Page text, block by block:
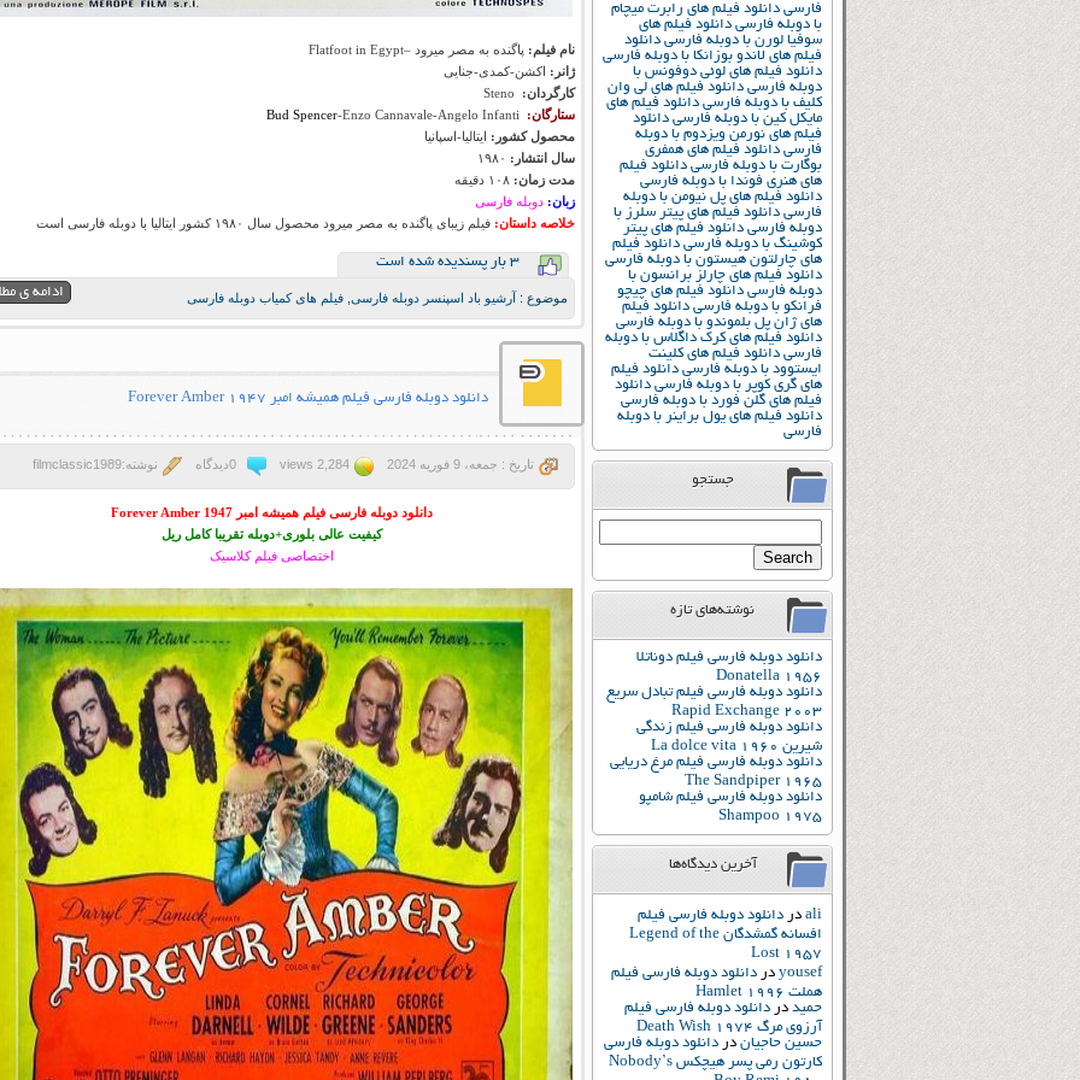
فارسی دانلود فیلم های رابرت میچام
با دوبله فارسی دانلود فیلم های
سوفیا لورن با دوبله فارسی دانلود
فیلم های لاندو بوزانکا با دوبله فارسی
دانلود فیلم های لوئی دوفونس با
دوبله فارسی دانلود فیلم های لی وان
کلیف با دوبله فارسی دانلود فیلم های
مایکل کین با دوبله فارسی دانلود
فیلم های نورمن ویزدوم با دوبله
فارسی دانلود فیلم های همفری
بوگارت با دوبله فارسی دانلود فیلم
های هنری فوندا با دوبله فارسی
دانلود فیلم های پل نیومن با دوبله
فارسی دانلود فیلم های پیتر سلرز با
دوبله فارسی دانلود فیلم های پیتر
کوشینگ با دوبله فارسی دانلود فیلم
های چارلتون هیستون با دوبله فارسی
دانلود فیلم های چارلز برانسون با
دوبله فارسی دانلود فیلم های چیچو
فرانکو با دوبله فارسی دانلود فیلم
های ژان پل بلموندو با دوبله فارسی
دانلود فیلم های کرک داگلاس با دوبله
فارسی دانلود فیلم های کلینت
ایستوود با دوبله فارسی دانلود فیلم
های گری کوپر با دوبله فارسی دانلود
فیلم های گلن فورد با دوبله فارسی
دانلود فیلم های یول براینر با دوبله
فارسی
جستجو
نوشته‌های تازه
دانلود دوبله فارسی فیلم دوناتلا
Donatella 1956
دانلود دوبله فارسی فیلم تبادل سریع
Rapid Exchange 2003
دانلود دوبله فارسی فیلم زندگی
شیرین La dolce vita 1960
دانلود دوبله فارسی فیلم مرغ دریایی
The Sandpiper 1965
دانلود دوبله فارسی فیلم شامپو
Shampoo 1975
آخرین دیدگاه‌ها
ali در دانلود دوبله فارسی فیلم
افسانه گمشدگان Legend of the
Lost 1957
yousef در دانلود دوبله فارسی فیلم
هملت Hamlet 1996
حمید در دانلود دوبله فارسی فیلم
آرزوی مرگ Death Wish 1974
حسین حاجیان در دانلود دوبله فارسی
کارتون رمی پسر هیچکس Nobody’s
نام فیلم: پاگنده به مصر میرود –Flatfoot in Egypt
ژانر: اکشن-کمدی-جنایی
کارگردان: Steno
ستارگان:
Bud Spencer-Enzo Cannavale-Angelo Infanti
محصول کشور: ایتالیا-اسپانیا
سال انتشار:
مدت زمان:
زبان: دوبله فارسی
خلاصه داستان: فیلم زیبای پاگنده به مصر میرود محصول سال ۱۹۸۰ کشور ایتالیا با دوبله فارسی است
3 بار پسنديده شده است
موضوع : آرشیو باد اسپنسر دوبله فارسی فیلم های کمیاب دوبله فارسی ادامه ی
دانلود دوبله فارسی فیلم همیشه امبر Forever Amber 1947
تاریخ : جمعه، 9 فوریه 2024 2,284 views 0دیدگاه نوشته:filmclassic1989
دانلود دوبله فارسی فیلم همیشه امبر Forever Amber 1947
کیفیت عالی بلوری+دوبله تقریبا کامل ریل
اختصاصی فیلم کلاسیک